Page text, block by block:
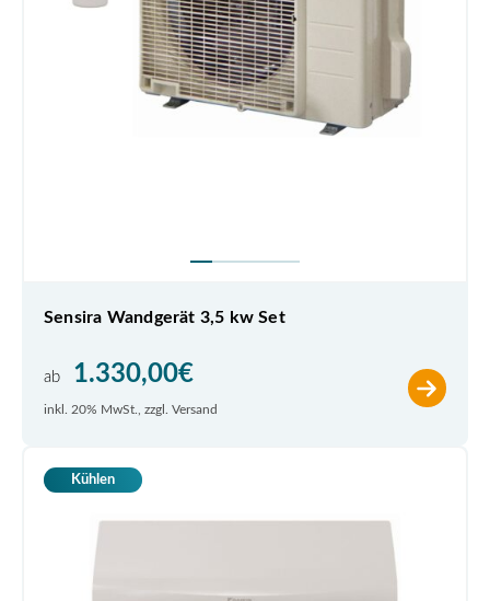
Sensira Wandgerät 3,5 kw Set
ab 1.330,00€
inkl. 20% MwSt., zzgl. Versand
Kühlen